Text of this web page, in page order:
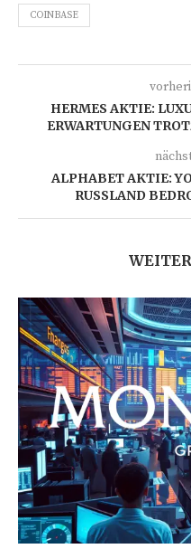
COINBASE
HERMES AKTIE:
ERWARTUNGEN
ALPHABET AKTIE:
RUSSLAND